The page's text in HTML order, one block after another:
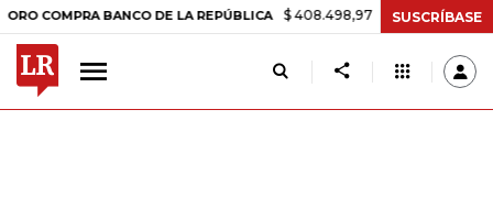
BANCO DE LA REPÚBLICA $ 408.498,97 +$ 8.753,81 +2,19%
SUSCRÍBASE